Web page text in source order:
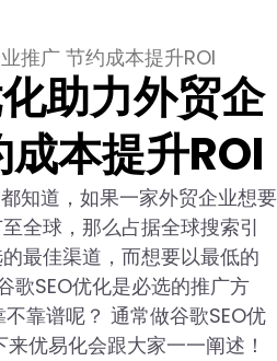
推广 节约成本提升ROI
助力外贸企
本提升ROI
知道，如果一家外贸企业想要
全球，那么占据全球搜索引
最佳渠道，而想要以最低的
歌SEO优化是必选的推广方
不靠谱呢？ 通常做谷歌SEO优
优易化会跟大家一一阐述！